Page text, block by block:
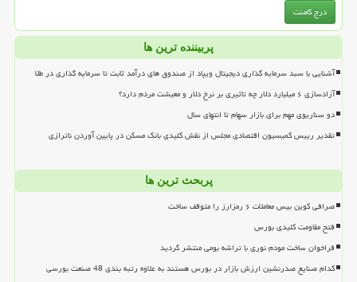
پربیننده ترین ها
آشنایی با سبد سرمایه گذاری دیجیتال ویپاد از صندوق های درآمد ثابت تا سرمایه گذاری در طلا
آزادسازی ۶ میلیارد دلار چه تاثیری بر نرخ دلار و معیشت مردم دارد؟
دو سناریوی مهم برای بازار سهام تا انتهای سال
تقدیر رییس کمیسیون اقتصادی مجلس از نقش کلیدی بانک مسکن در پایین آوردن ناترازی
پربحث ترین ها
صرافی کوین بیس معاملات ۶ رمزارز را متوقف ساخت
فتح مقاومت کلیدی بورس
فراخوان ساخت مودم نوری با تراشه بومی منتشر گردید
کدام صنایع صدرنشین ارزش بازار در بورس هستند به علاوه رتبه بندی 48 صنعت بورسی